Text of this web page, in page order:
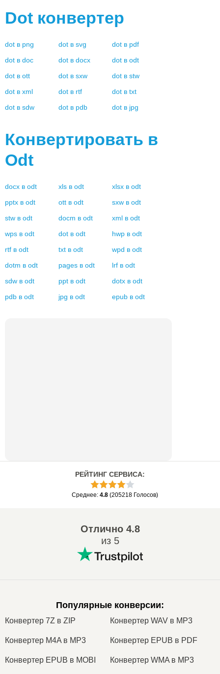
Dot конвертер
dot в png dot в svg dot в pdf
dot в doc dot в docx dot в odt
dot в ott dot в sxw dot в stw
dot в xml dot в rtf dot в txt
dot в sdw dot в pdb dot в jpg
Конвертировать в
Odt
docx в odt xls в odt xlsx в odt
pptx в odt ott в odt sxw в odt
stw в odt docm в odt xml в odt
wps в odt dot в odt hwp в odt
rtf в odt txt в odt wpd в odt
dotm в odt pages в odt lrf в odt
sdw в odt ppt в odt dotx в odt
pdb в odt jpg в odt epub в odt
РЕЙТИНГ СЕРВИСА:
Среднее: 4.8 (205218 Голосов)
Отлично4.8
из 5
Популярные конверсии:
Конвертер 7Z в ZIP Конвертер WAV в MP3
Конвертер M4A в MP3 Конвертер EPUB в PDF
Конвертер EPUB в MOBI Конвертер WMA в MP3